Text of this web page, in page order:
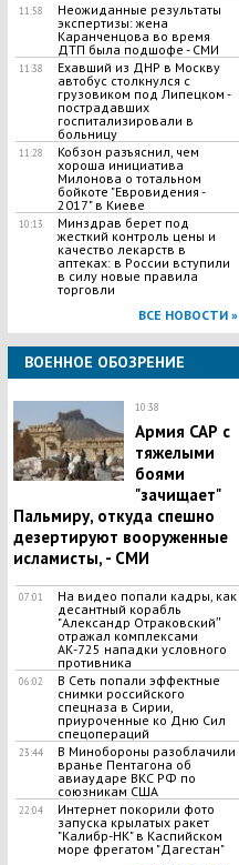
11:58
Неожиданные результаты
экспертизы: жена
Каранченцова во время
ДТП была подшофе - СМИ
11:38
Ехавший из ДНР в Москву
автобус столкнулся с
грузовиком под Липецком -
пострадавших
госпитализировали в
больницу
11:28
Кобзон разъяснил, чем
хороша инициатива
Милонова о тотальном
бойкоте "Евровидения -
2017" в Киеве
10:13
Минздрав берет под
жесткий контроль цены и
качество лекарств в
аптеках: в России вступили
в силу новые правила
торговли
ВСЕ НОВОСТИ »
ВОЕННОЕ ОБОЗРЕНИЕ
10:38
Армия САР с
тяжелыми
боями
"зачищает"
Пальмиру, откуда спешно
дезертируют вооруженные
исламисты, - СМИ
07:01
На видео попали кадры, как
десантный корабль
"Александр Отраковскийʺ
отражал комплексами
АК-725 нападки условного
противника
06:02
В Сеть попали эффектные
снимки российского
спецназа в Сирии,
приуроченные ко Дню Сил
спецопераций
23:44
В Минобороны разоблачили
вранье Пентагона об
авиаударе ВКС РФ по
союзникам США
22:04
Интернет покорили фото
запуска крылатых ракет
"Калибр-НК" в Каспийском
море фрегатом "Дагестан"